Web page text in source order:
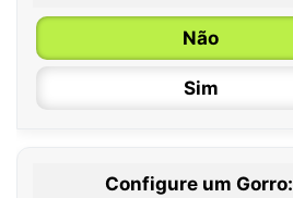
Não
Sim
Configure um Gorro: